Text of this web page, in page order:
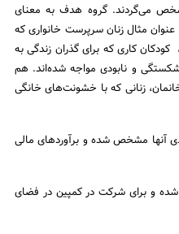
می‌گردند. گروه هدف به معنای
مثال زنان سرپرست خانواری که
کاری که برای گذران زندگی به
و نابودی مواجه شده‌اند. هم
زنانی که با خشونت‌های خانگی
آنها مشخص شده و برآوردهای مالی
شده و برای شرکت در کمپین در فضای